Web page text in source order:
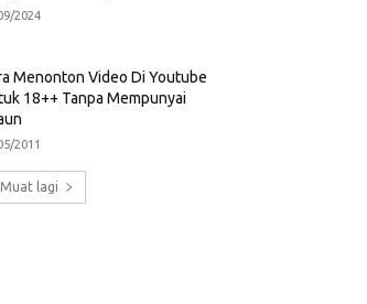
2024
Menonton Video Di Youtube
18++ Tanpa Mempunyai
2011
Muat lagi